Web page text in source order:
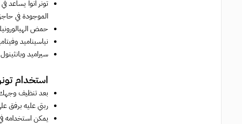
الموجودة في
حمض
نياسيناميد وفيتامين ب 12 يعزز توهج
سيراميد
استخدام
بعد تنظيف
ربتي عليه برفق
يمكن استخدامه